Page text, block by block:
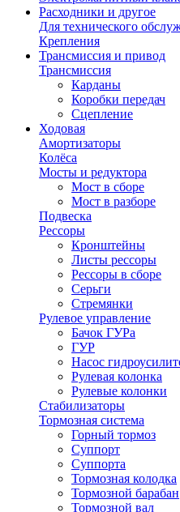
Расходники и другое
Для технического
Крепления
Трансмиссия и привод
Трансмиссия
Карданы
Коробки передач
Сцепление
Ходовая
Амортизаторы
Колёса
Мосты и редуктора
Мост в сборе
Мост в разборе
Подвеска
Рессоры
Кронштейны
Листы рессоры
Рессоры в сборе
Серьги
Стремянки
Рулевое управление
Бачок ГУРа
ГУР
Насос
Рулевая колонка
Рулевые колонки
Стабилизаторы
Тормозная система
Горный тормоз
Суппорт
Суппорта
Тормозная колодка
Тормозной барабан
Тормозной вал